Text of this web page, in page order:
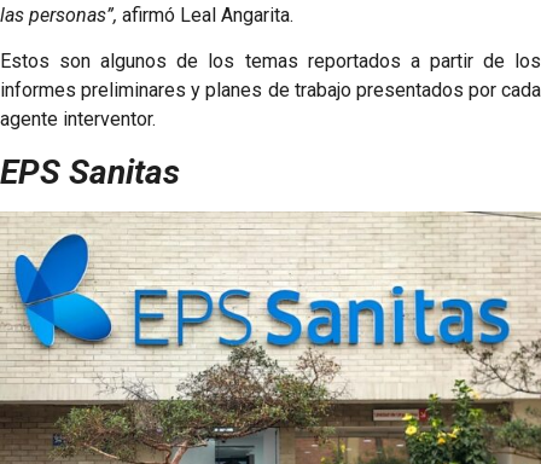
las personas”, afirmó Leal Angarita.​​​
Estos son algunos de los temas reportados a partir de los
informes preliminares y planes de trabajo presentados por cada
agente interventor.
EPS Sanitas